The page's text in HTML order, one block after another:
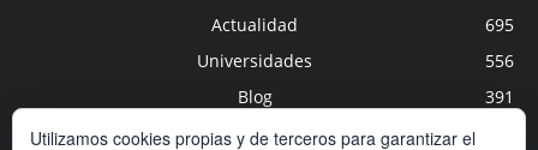
Actualidad
695
Universidades
556
Blog
391
Agenda
Utilizamos cookies propias y de terceros para garantizar el